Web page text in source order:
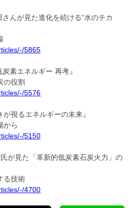
んが見た進化を続ける“水のチカ
5865
素エネルギー 再考』
の役割
5576
視るエネルギーの未来』
から
5150
が見た「革新的低炭素石炭火力」の
る技術
4700